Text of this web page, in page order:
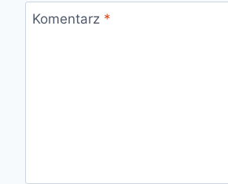
Komentarz *